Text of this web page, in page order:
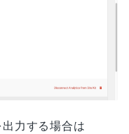
力する場合は